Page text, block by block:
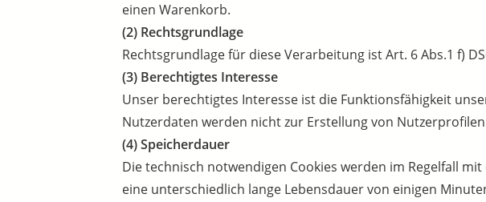
einen Warenkorb.
(2) Rechtsgrundlage
Rechtsgrundlage für diese Verarbeitung ist Art. 6 Abs.1 f)
(3) Berechtigtes Interesse
Unser berechtigtes Interesse ist die Funktionsfähigkeit
Nutzerdaten werden nicht zur Erstellung von
(4) Speicherdauer
Die technisch notwendigen Cookies werden im Regelfall
eine unterschiedlich lange Lebensdauer von einigen